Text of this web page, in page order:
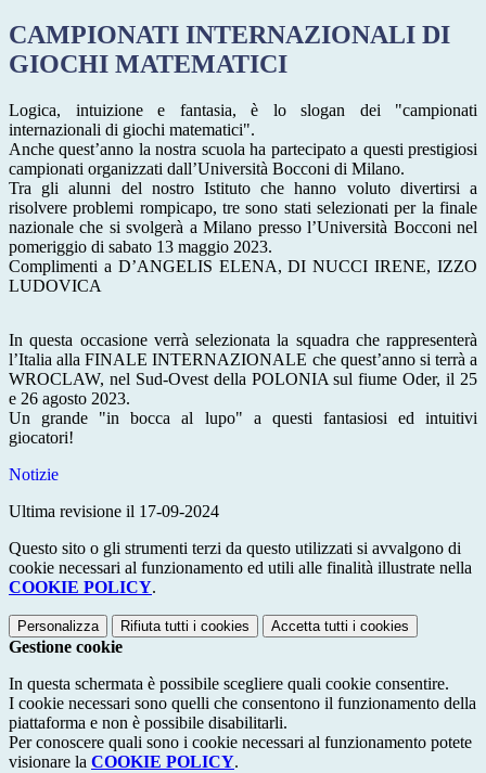
CAMPIONATI INTERNAZIONALI DI
GIOCHI MATEMATICI
Logica, intuizione e fantasia, è lo slogan dei "campionati
internazionali di giochi matematici".
Anche quest’anno la nostra scuola ha partecipato a questi prestigiosi
campionati organizzati dall’Università Bocconi di Milano.
Tra gli alunni del nostro Istituto che hanno voluto divertirsi a
risolvere problemi rompicapo, tre sono stati selezionati per la finale
nazionale che si svolgerà a Milano presso l’Università Bocconi nel
pomeriggio di sabato 13 maggio 2023.
Complimenti a D’ANGELIS ELENA, DI NUCCI IRENE, IZZO
LUDOVICA
In questa occasione verrà selezionata la squadra che rappresenterà
l’Italia alla FINALE INTERNAZIONALE che quest’anno si terrà a
WROCLAW, nel Sud-Ovest della POLONIA sul fiume Oder, il 25
e 26 agosto 2023.
Un grande "in bocca al lupo" a questi fantasiosi ed intuitivi
giocatori!
Notizie
Ultima revisione il 17-09-2024
Questo sito o gli strumenti terzi da questo utilizzati si avvalgono di
cookie necessari al funzionamento ed utili alle finalità illustrate nella
COOKIE POLICY.
Personalizza Rifiuta tutti i cookies Accetta tutti i cookies
Gestione cookie
In questa schermata è possibile scegliere quali cookie consentire.
I cookie necessari sono quelli che consentono il funzionamento della
piattaforma e non è possibile disabilitarli.
Per conoscere quali sono i cookie necessari al funzionamento potete
visionare la COOKIE POLICY.